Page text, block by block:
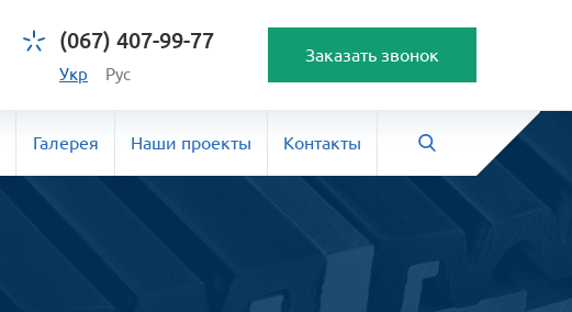
Заказать звонок
(067) 407-99-77
Укр Рус
Галерея Наши проекты Контакты